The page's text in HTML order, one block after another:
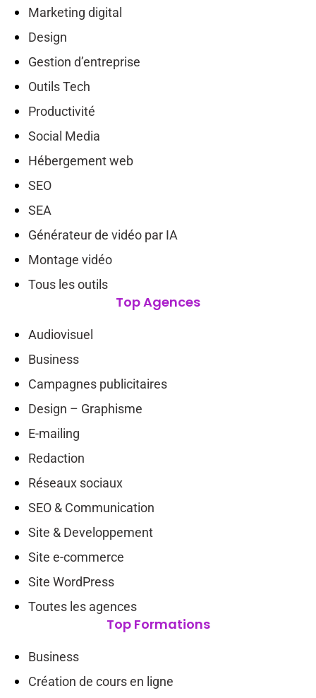
Marketing digital
Design
Gestion d’entreprise
Outils Tech
Productivité
Social Media
Hébergement web
SEO
SEA
Générateur de vidéo par IA
Montage vidéo
Tous les outils
Top Agences
Audiovisuel
Business
Campagnes publicitaires
Design – Graphisme
E-mailing
Redaction
Réseaux sociaux
SEO & Communication
Site & Developpement
Site e-commerce
Site WordPress
Toutes les agences
Top Formations
Business
Création de cours en ligne